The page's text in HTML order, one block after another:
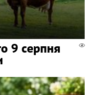
9 серпня